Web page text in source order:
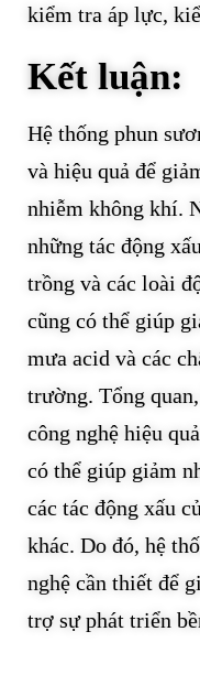
kiểm tra áp lực,
Kết luận:
Hệ thống phun
và hiệu quả để
nhiễm không khí.
những tác động
trồng và các loài
cũng có thể giúp
mưa acid và các
trường. Tổng
công nghệ hiệu
có thể giúp giảm
các tác động xấu
khác. Do đó, hệ
nghệ cần thiết để
trợ sự phát triển